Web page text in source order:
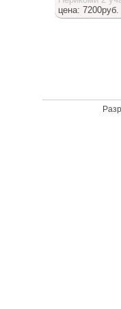
цена: 7200руб.